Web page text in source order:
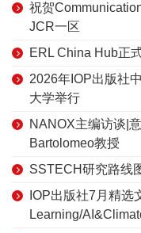
祝贺
JCR一区
ERL China Hub正
2026年IOP出版社
大学举行
NANOX主编访谈|
Bartolomeo教授
SSTECH研究路线
IOP出版社7月精
Learning/